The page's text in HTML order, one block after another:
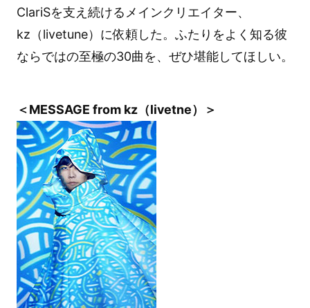
ClariSを支え続けるメインクリエイター、
kz（livetune）に依頼した。ふたりをよく知る彼
ならではの至極の30曲を、ぜひ堪能してほしい。
＜MESSAGE from kz（livetne）＞